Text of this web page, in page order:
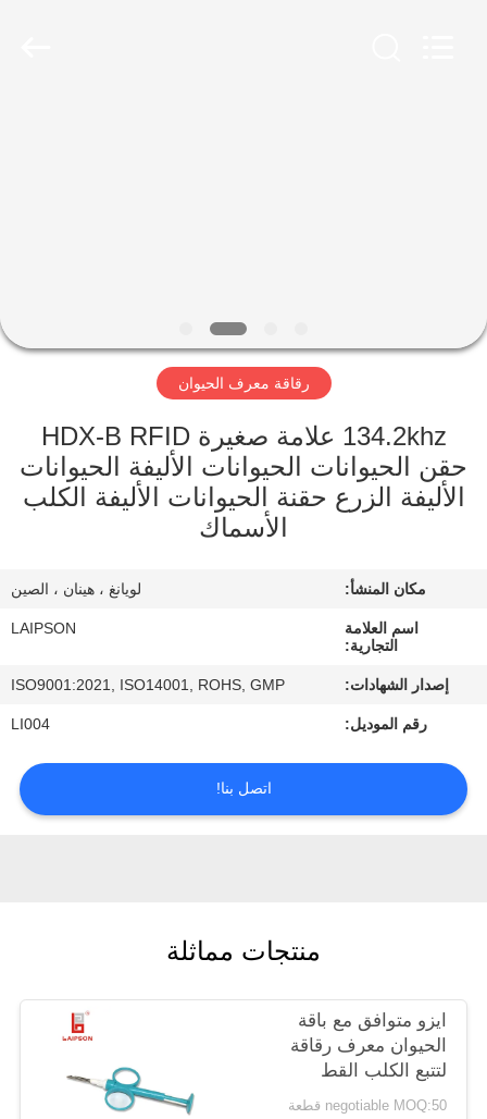
عنا
المعمل
الجودة
أخبار
اطلب
PRIVACY
POLICY
رقاقة معرف الحيوان
134.2khz علامة صغيرة HDX-B RFID
حقن الحيوانات الحيوانات الأليفة الحيوانات
الأليفة الزرع حقنة الحيوانات الأليفة الكلب
الأسماك
مكان المنشأ: لويانغ ، هينان ، الصين
اسم العلامة
التجارية:
LAIPSON
إصدار الشهادات: ISO9001:2021, ISO14001, ROHS, GMP
رقم الموديل: LI004
اتصل بنا!
منتجات مماثلة
ايزو متوافق مع باقة
الحيوان معرف رقاقة
لتتبع الكلب القط
negotiable MOQ:50 قطعة